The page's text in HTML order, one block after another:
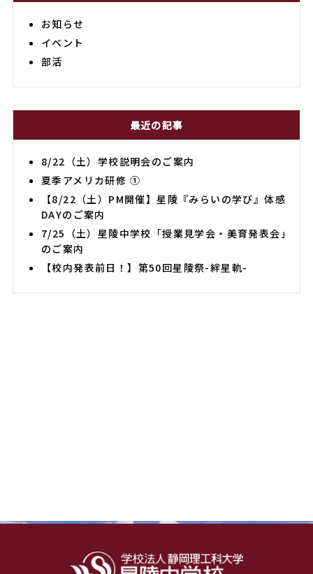
お知らせ
イベント
部活
最近の記事
8/22（土）学校説明会のご案内
夏季アメリカ研修 ①
【8/22（土）PM開催】星陵『みらいの学び』体感
DAYのご案内
7/25（土）星陵中学校「授業見学会・美育発表会」
のご案内
【校内発表前日！】第50回星陵祭-絆星軌-